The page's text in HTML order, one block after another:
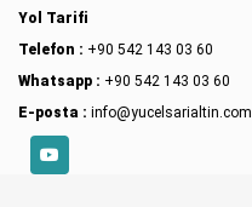
Yol Tarifi
Telefon : +90 542 143 03 60
Whatsapp : +90 542 143 03 60
E-posta : info@yucelsarialtin.com
YouTube